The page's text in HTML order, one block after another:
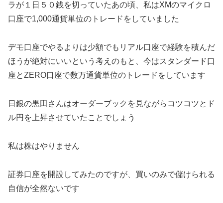
ラが１日５０銭を切っていたあの頃、私はXMのマイクロ
口座で1,000通貨単位のトレードをしていました
デモ口座でやるよりは少額でもリアル口座で経験を積んだ
ほうが絶対にいいという考えのもと、今はスタンダード口
座とZERO口座で数万通貨単位のトレードをしています
日銀の黒田さんはオーダーブックを見ながらコツコツとド
ル円を上昇させていたことでしょう
私は株はやりません
証券口座を開設してみたのですが、買いのみで儲けられる
自信が全然ないです